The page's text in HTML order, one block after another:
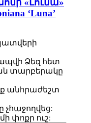
‘Luna’
Ձեզ հետ
տարբերակը
անհրաժեշտ
չհաջողվեց:
փոքր ուշ: